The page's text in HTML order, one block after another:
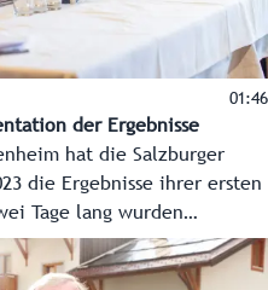
01:46
der Ergebnisse
hat die Salzburger
die Ergebnisse ihrer ersten
Tage lang wurden
für die Bereiche Energie,
und Pflege